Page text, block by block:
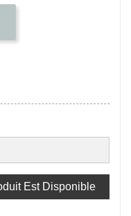
Est Disponible